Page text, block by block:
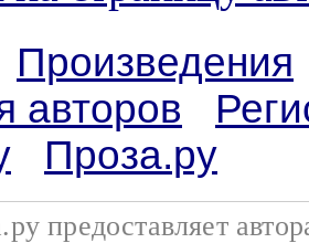
Произведения
авторов
Проза.ру
предоставляет